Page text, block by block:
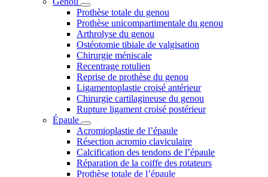
Prothèse totale du genou
Prothèse unicompartimentale du genou
Arthrolyse du genou
Ostéotomie tibiale de valgisation
Chirurgie méniscale
Recentrage rotulien
Reprise de prothèse du genou
Ligamentoplastie croisé antérieur
Chirurgie cartilagineuse du genou
Rupture ligament croisé postérieur
Épaule
Acromioplastie de l’épaule
Résection acromio claviculaire
Calcification des tendons de l’épaule
Réparation de la coiffe des rotateurs
Prothèse totale de l’épaule